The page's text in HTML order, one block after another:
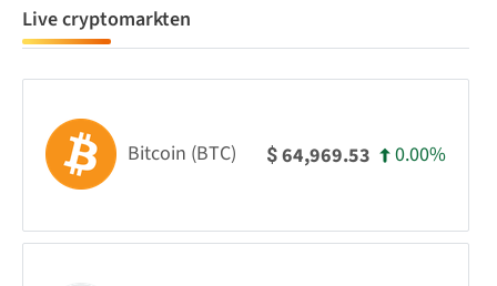
Live cryptomarkten
Bitcoin (BTC) $64,969.53 0.00%